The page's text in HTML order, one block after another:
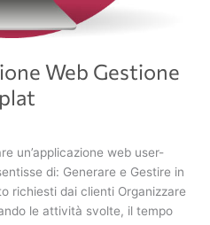
Web Gestione
un’applicazione web user-
di: Generare e Gestire in
richiesti dai clienti Organizzare
le attività svolte, il tempo